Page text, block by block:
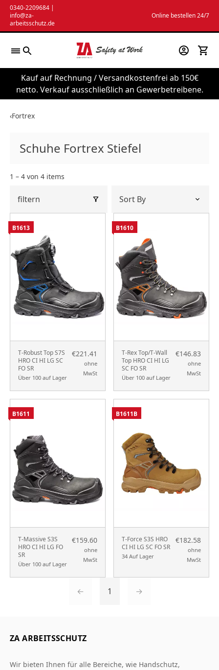
Zum
Inhalt
springen
0340-2209684 |
info@za-
arbeitsschutz.de
Online bestellen 24/7
Kauf auf Rechnung / Versandkostenfrei ab 150€
netto. Verkauf ausschließlich an Gewerbetreibene.
‹Fortrex
Schuhe Fortrex Stiefel
1 – 4 von 4 items
filtern
T-Robust Top S7S
HRO CI HI LG SC
FO SR
Über 100 auf Lager
€221.41
ohne
MwSt
B1613
T-Rex Top/T-Wall
Top HRO CI HI LG
SC FO SR
Über 100 auf Lager
€146.83
ohne
MwSt
B1610
T-Massive S3S
HRO CI HI LG FO
SR
Über 100 auf Lager
€159.60
ohne
MwSt
B1611
T-Force S3S HRO
CI HI LG SC FO SR
34 Auf Lager
€182.58
ohne
MwSt
B1611B
← 1 →
ZA ARBEITSSCHUTZ
Wir bieten Ihnen für alle Bereiche, wie Handschutz,